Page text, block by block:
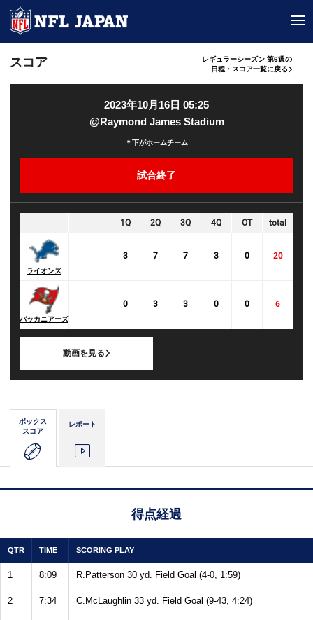
スコア
レギュラーシーズン 第6週の
日程・スコア一覧に戻る
2023年10月16日 05:25
@Raymond James Stadium
＊下がホームチーム
試合終了
1Q 2Q 3Q 4Q OT total
ライオンズ
3 7 7 3 0 20
バッカニアーズ
0 3 3 0 0 6
動画を見る
ボックス
スコア
レポート
得点経過
QTR TIME SCORING PLAY
1 8:09 R.Patterson 30 yd. Field Goal (4-0, 1:59)
2 7:34 C.McLaughlin 33 yd. Field Goal (9-43, 4:24)